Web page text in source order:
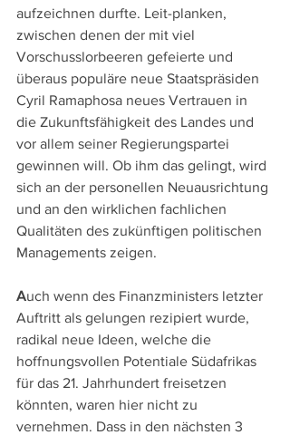
aufzeichnen durfte. Leit-planken,
zwischen denen der mit viel
Vorschusslorbeeren gefeierte und
überaus populäre neue Staatspräsiden
Cyril Ramaphosa neues Vertrauen in
die Zukunftsfähigkeit des Landes und
vor allem seiner Regierungspartei
gewinnen will. Ob ihm das gelingt, wird
sich an der personellen Neuausrichtung
und an den wirklichen fachlichen
Qualitäten des zukünftigen politischen
Managements zeigen.
Auch wenn des Finanzministers letzter
Auftritt als gelungen rezipiert wurde,
radikal neue Ideen, welche die
hoffnungsvollen Potentiale Südafrikas
für das 21. Jahrhundert freisetzen
könnten, waren hier nicht zu
vernehmen. Dass in den nächsten 3